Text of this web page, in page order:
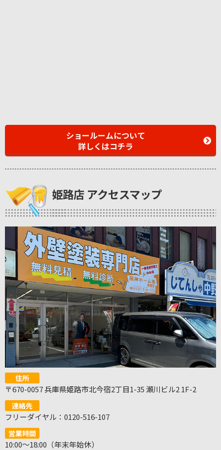
ショールームについて
詳しくはコチラ
姫路店 アクセスマップ
住所
〒670-0057 兵庫県姫路市北今宿2丁目1-35 瀬川ビル2 1F-2
連絡先
フリーダイヤル：0120-516-107
営業時間
10:00～18:00（年末年始休）